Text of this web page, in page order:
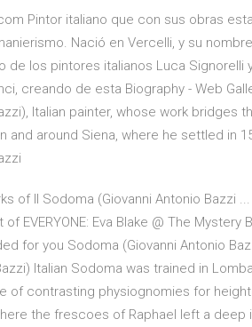
Pintor italiano que con sus obras
Nació en Vercelli, y su
de los pintores italianos Luca
creando de esta Biography - Web
Italian painter, whose work bridges
and around Siena, where he settled in
of Il Sodoma (Giovanni Antonio Bazzi
EVERYONE: Eva Blake @ The
for you Sodoma (Giovanni Antonio
Italian Sodoma was trained in
of contrasting physiognomies for
the frescoes of Raphael left a